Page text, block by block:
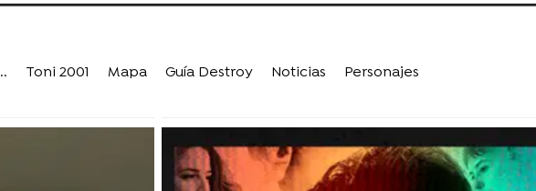
Toni 2001 Mapa Guía Destroy Noticias Personajes